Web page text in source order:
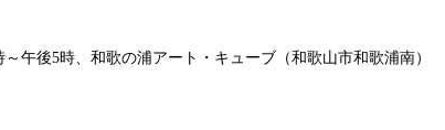
午後5時、和歌の浦アート・キューブ（和歌山市和歌浦南）